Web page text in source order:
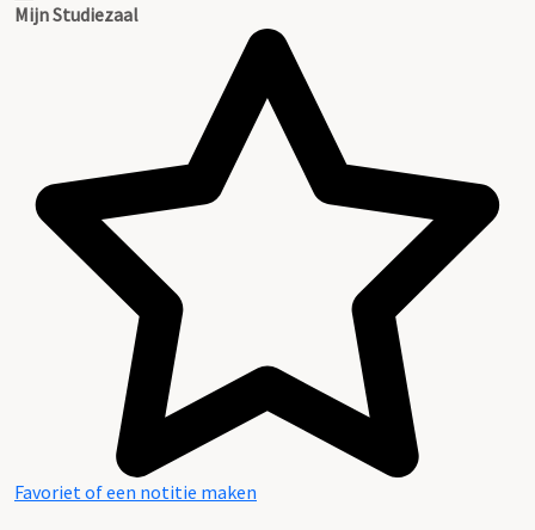
Mijn Studiezaal
Favoriet of een notitie maken